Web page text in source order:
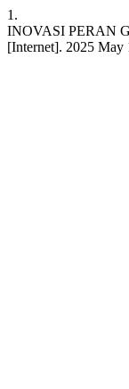
1.
INOVASI PERAN
[Internet]. 2025